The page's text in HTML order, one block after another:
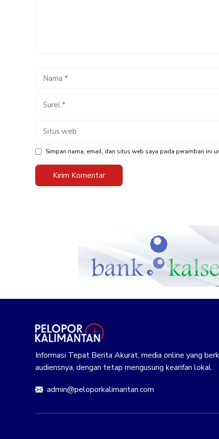
Nama
Surel
Situs
Simpan nama, email, dan situs web saya pada peramban ini
Informasi Tepat Berita Akurat, media online yang
audiensnya, dengan tetap mengusung kearifan lokal.
admin@peloporkalimantan.com